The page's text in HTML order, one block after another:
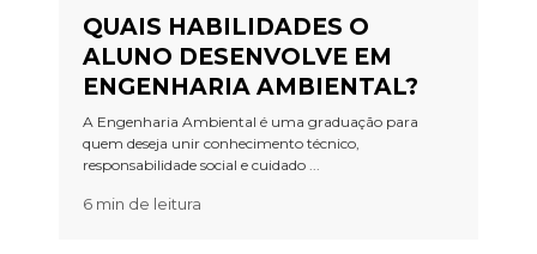
QUAIS HABILIDADES O
ALUNO DESENVOLVE EM
ENGENHARIA AMBIENTAL?
A Engenharia Ambiental é uma graduação para
quem deseja unir conhecimento técnico,
responsabilidade social e cuidado ...
6 min de leitura